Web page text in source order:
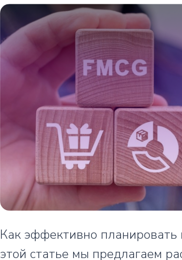
Как эффективно
этой статье мы предлагаем